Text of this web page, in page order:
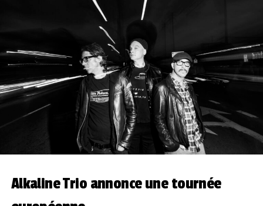
Alkaline Trio annonce une tournée